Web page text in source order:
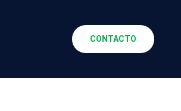
CONTACTO